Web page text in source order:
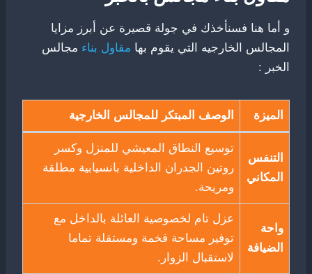
و أما هنا فسنأخذك في جولة قصيرة عن أبرز مزايا
المجالس الخارجيه التي يقوم بها مقاول بناء مجالس
الخبر :
الميزة الوصف المبتكر للمجالس الخارجية
التنفس
المكاني
توسيع النطاق المعيشي للمنزل وكسر
روتين الجدران الداخلية بانسيابية مطلقة
ومريحة.
واحة
الضيافة
عزل تام لخصوصية العائلة بالداخل مع
توفير مساحة فخمة ومستقلة تماما
لاستقبال الزوار.